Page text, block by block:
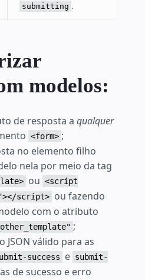
submitting .
modelos:
de resposta a qualquer
<form> ;
no elemento filho
nela por meio da tag
ou <script
script> ou fazendo
com o atributo
;
válido para as
success e submit-
de sucesso e erro